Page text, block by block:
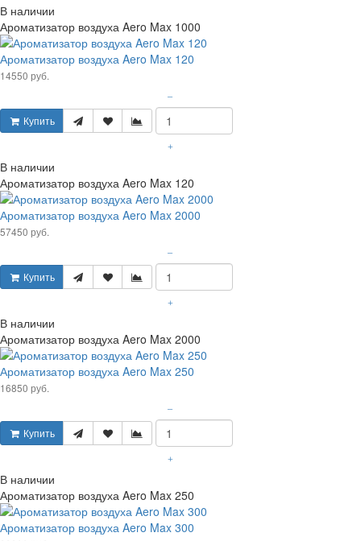
В наличии
Ароматизатор воздуха Aero Max 1000
Ароматизатор воздуха Aero Max 120
14550 руб.
Купить
–
+
В наличии
Ароматизатор воздуха Aero Max 120
Ароматизатор воздуха Aero Max 2000
57450 руб.
Купить
–
+
В наличии
Ароматизатор воздуха Aero Max 2000
Ароматизатор воздуха Aero Max 250
16850 руб.
Купить
–
+
В наличии
Ароматизатор воздуха Aero Max 250
Ароматизатор воздуха Aero Max 300